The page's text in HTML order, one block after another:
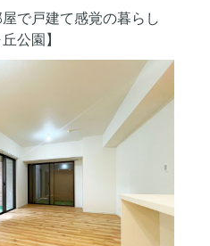
で戸建て感覚の暮らし
公園】